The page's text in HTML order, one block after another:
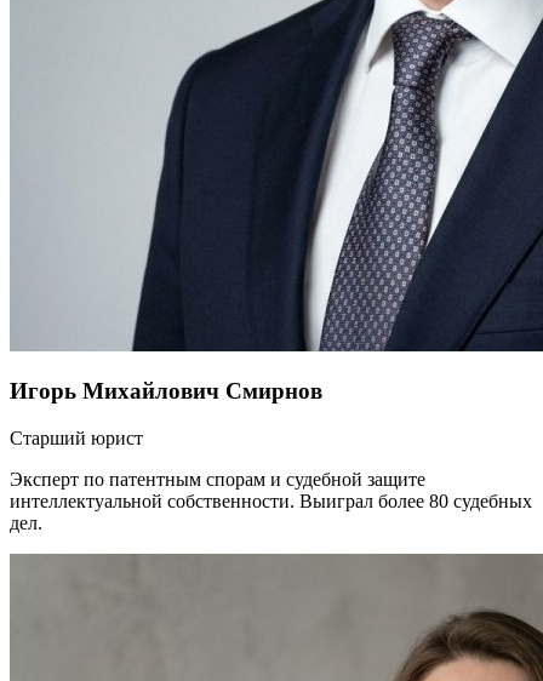
Игорь Михайлович Смирнов
Старший юрист
Эксперт по патентным спорам и судебной защите
интеллектуальной собственности. Выиграл более 80 судебных
дел.